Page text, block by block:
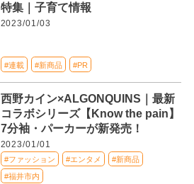
特集｜子育て情報
2023/01/03
#連載 #新商品 #PR
西野カイン×ALGONQUINS｜最新
コラボシリーズ【Know the pain】
7分袖・パーカーが新発売！
2023/01/01
#ファッション #エンタメ #新商品
#福井市内